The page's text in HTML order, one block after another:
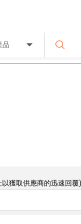
品
獲取供應商的迅速回覆)